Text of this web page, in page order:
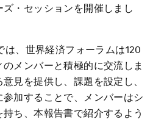
・セッションを開催しまし
は、世界経済フォーラムは120
メンバーと積極的に交流しま
見を提供し、課題を設定し、
加することで、メンバーはシ
ち、本報告書で紹介するよう